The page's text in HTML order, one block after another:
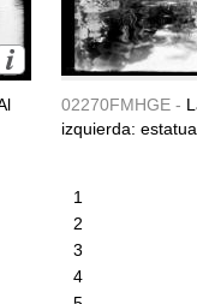
02270FMHGE -
izquierda:
1
2
3
4